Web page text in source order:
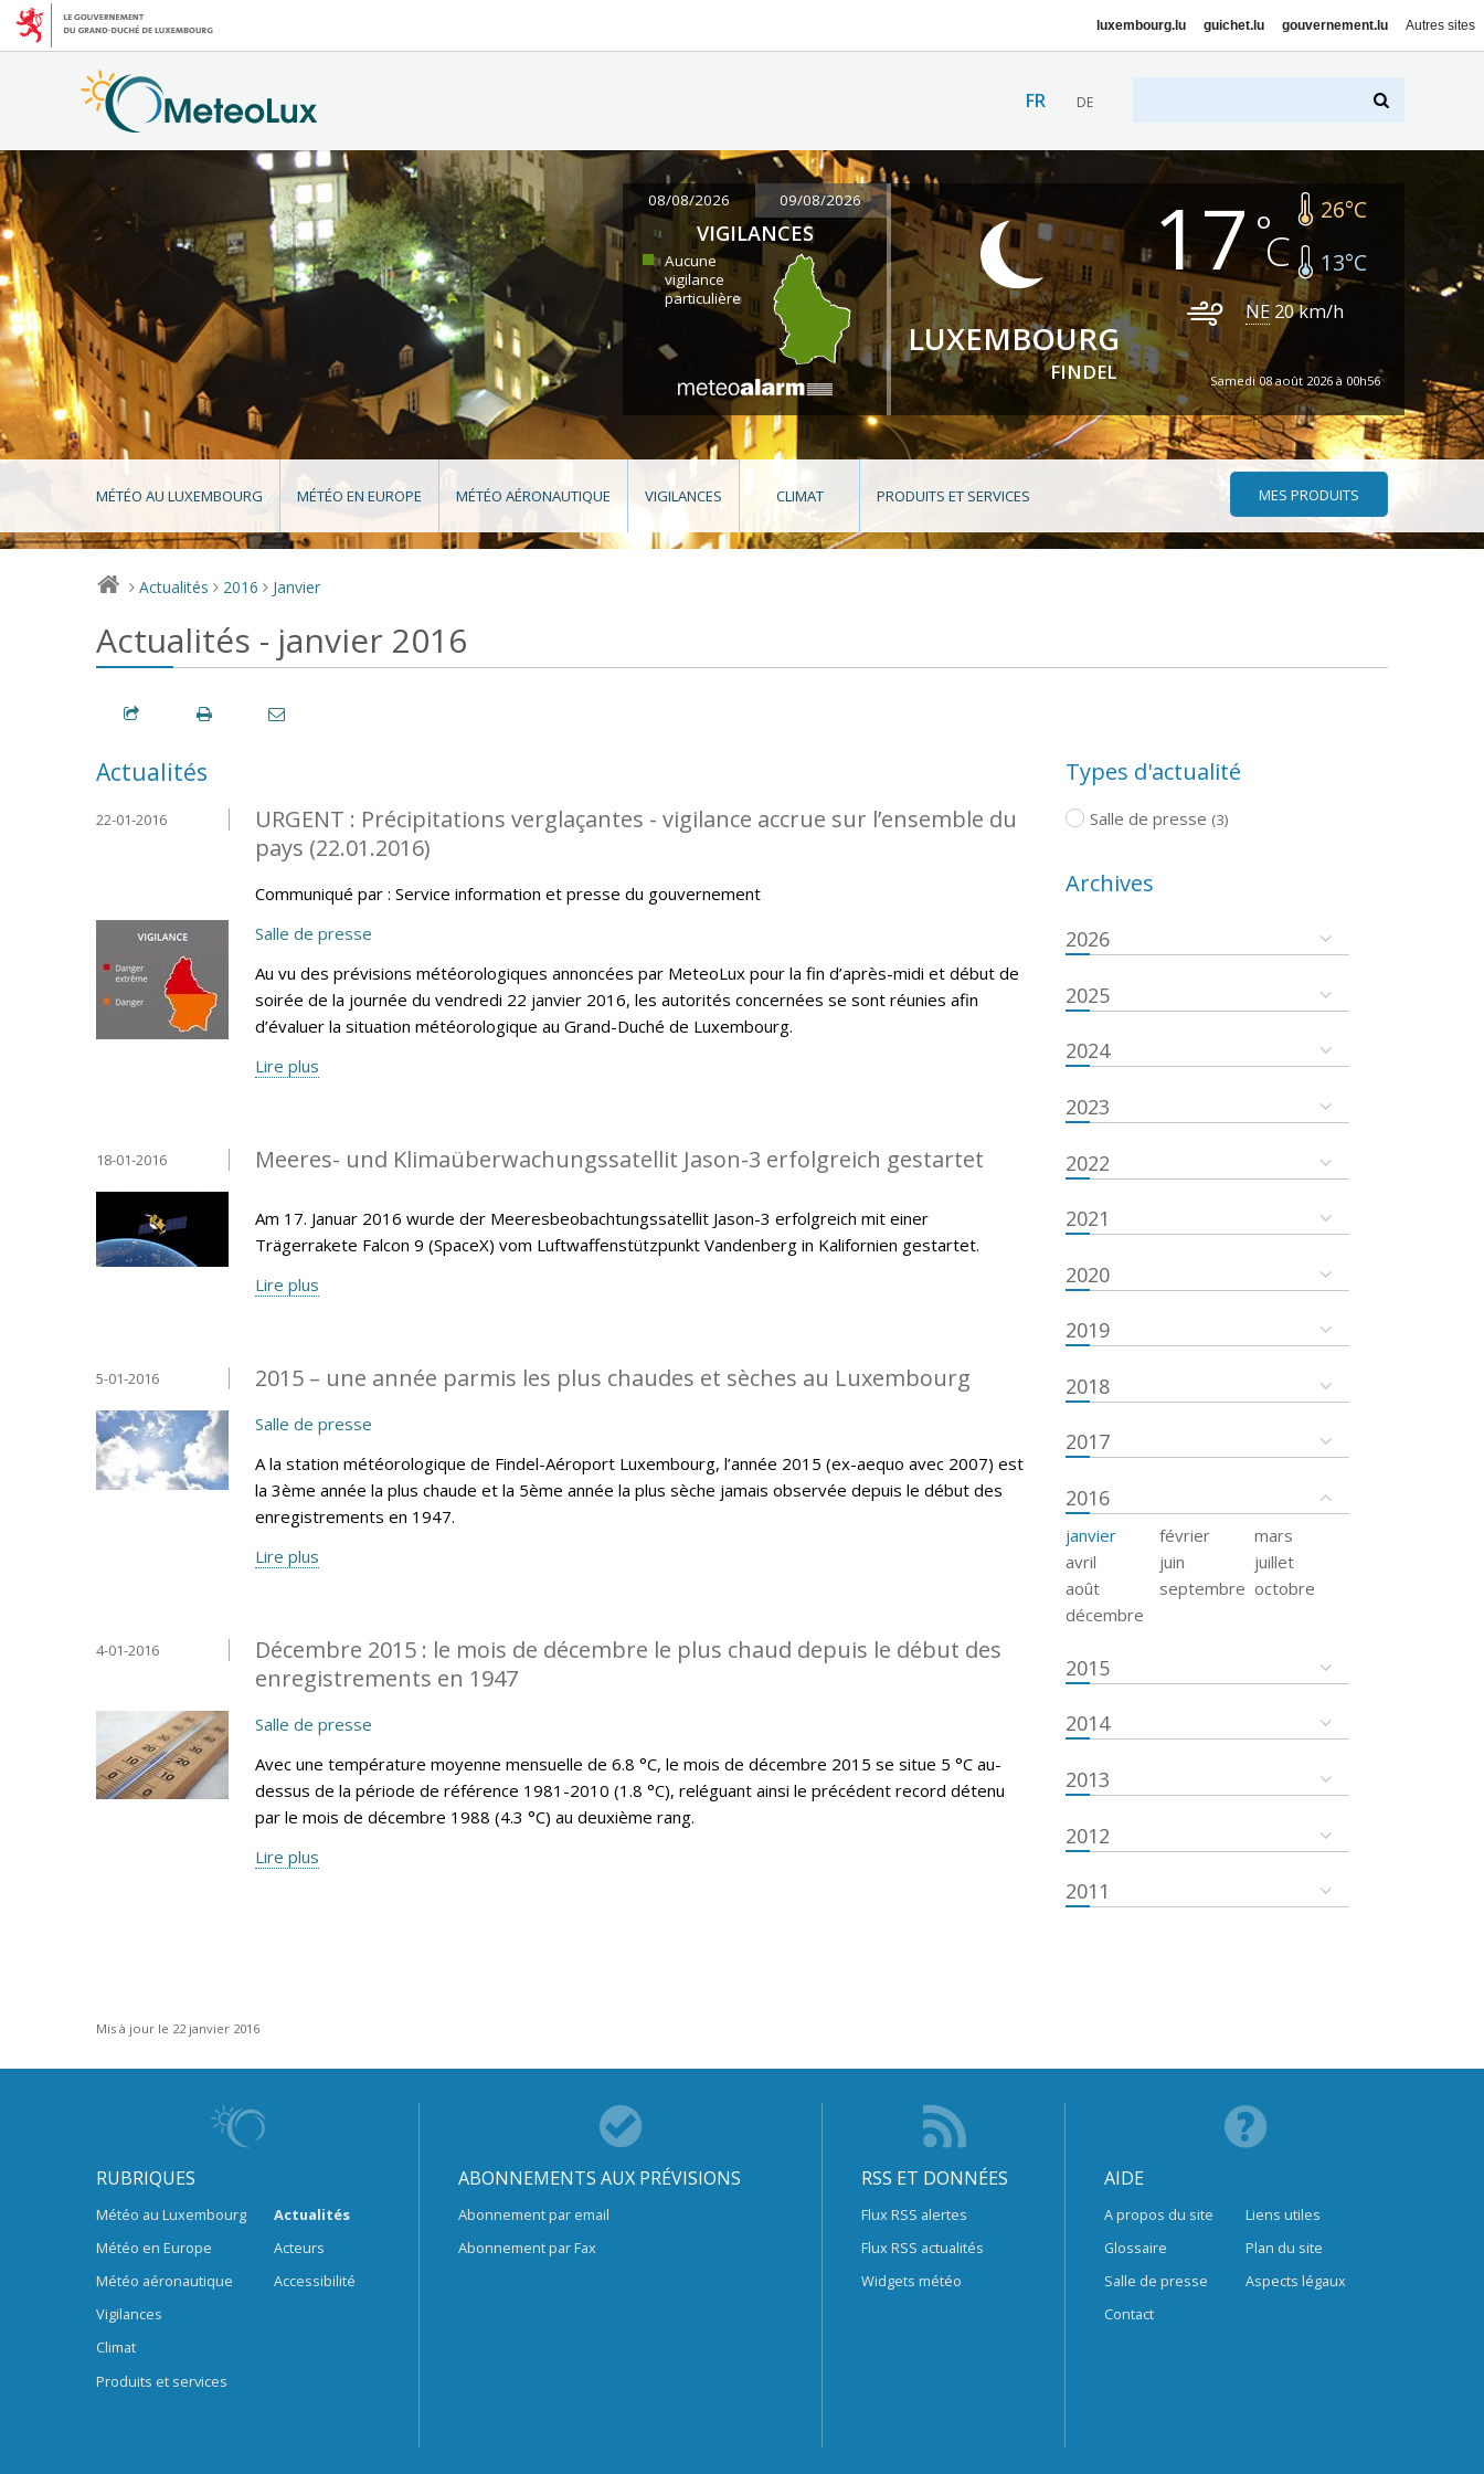
luxembourg.lu guichet.lu gouvernement.lu Autres sites
FR DE
08/08/2026 09/08/2026
VIGILANCES
Aucune
vigilance
particulière
LUXEMBOURG
FINDEL
17 26°C
13°C
NE 20km/h
Samedi 08 août 2026 à 00h56
MÉTÉO AU LUXEMBOURG MÉTÉO EN EUROPE MÉTÉO AÉRONAUTIQUE VIGILANCES CLIMAT PRODUITS ET SERVICES MES PRODUITS
> Actualités > 2016 > Janvier
Actualités - janvier 2016
Actualités
URGENT : Précipitations verglaçantes - vigilance accrue sur l’ensemble du
pays (22.01.2016)
Communiqué par : Service information et presse du gouvernement
22-01-2016
Salle de presse
Au vu des prévisions météorologiques annoncées par MeteoLux pour la fin d’après-midi et début de
soirée de la journée du vendredi 22 janvier 2016, les autorités concernées se sont réunies afin
d’évaluer la situation météorologique au Grand-Duché de Luxembourg.
Lire plus
Meeres- und Klimaüberwachungssatellit Jason-3 erfolgreich gestartet
18-01-2016
Am 17. Januar 2016 wurde der Meeresbeobachtungssatellit Jason-3 erfolgreich mit einer
Trägerrakete Falcon 9 (SpaceX) vom Luftwaffenstützpunkt Vandenberg in Kalifornien gestartet.
Lire plus
2015 – une année parmis les plus chaudes et sèches au Luxembourg
5-01-2016
Salle de presse
A la station météorologique de Findel-Aéroport Luxembourg, l’année 2015 (ex-aequo avec 2007) est
la 3ème année la plus chaude et la 5ème année la plus sèche jamais observée depuis le début des
enregistrements en 1947.
Lire plus
Décembre 2015 : le mois de décembre le plus chaud depuis le début des
enregistrements en 1947
4-01-2016
Salle de presse
Avec une température moyenne mensuelle de 6.8 °C, le mois de décembre 2015 se situe 5 °C au-
dessus de la période de référence 1981-2010 (1.8 °C), reléguant ainsi le précédent record détenu
par le mois de décembre 1988 (4.3 °C) au deuxième rang.
Lire plus
Types d'actualité
Salle de presse (3)
Archives
2026
2025
2024
2023
2022
2021
2020
2019
2018
2017
2016
janvier février
mars
avril
juin
juillet
août
septembre octobre
décembre
2015
2014
2013
2012
2011
Mis à jour le 22 janvier 2016
RUBRIQUES
Météo au Luxembourg
Météo en Europe
Météo aéronautique
Vigilances
Climat
Produits et services
Actualités
Acteurs
Accessibilité
ABONNEMENTS AUX PRÉVISIONS
Abonnement par email
Abonnement par Fax
RSS ET DONNÉES
Flux RSS alertes
Flux RSS actualités
Widgets météo
AIDE
A propos du site
Glossaire
Salle de presse
Contact
Liens utiles
Plan du site
Aspects légaux